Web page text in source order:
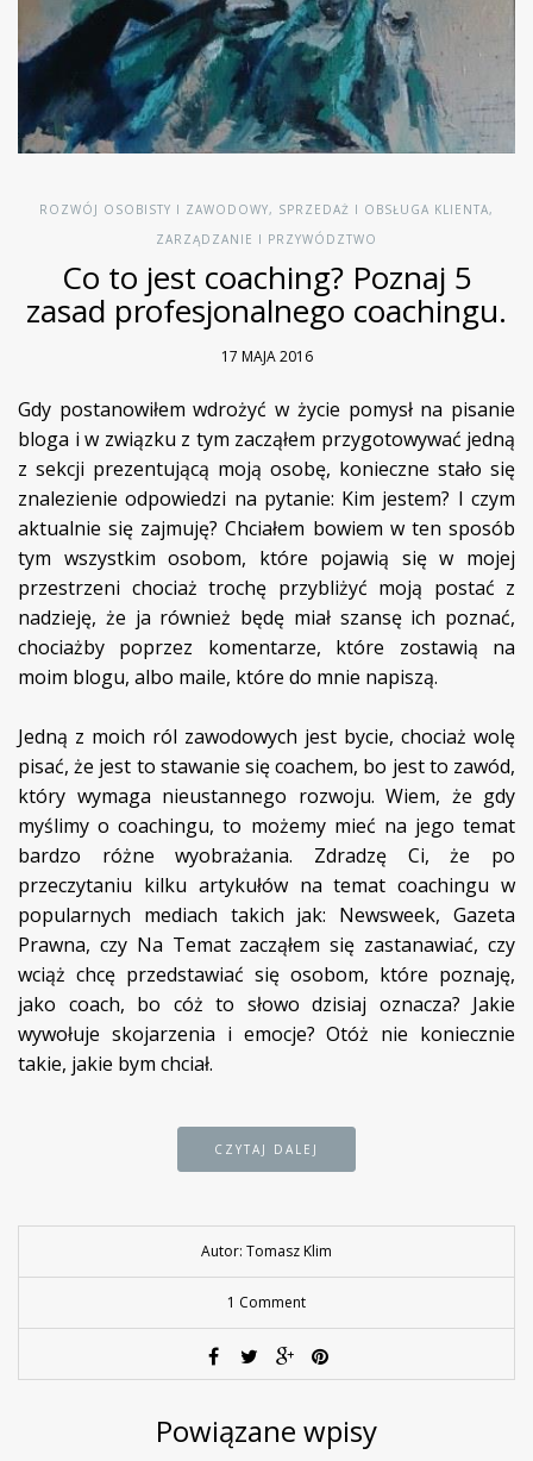
ROZWÓJ OSOBISTY I ZAWODOWY, SPRZEDAŻ I OBSŁUGA KLIENTA,
ZARZĄDZANIE I PRZYWÓDZTWO
Co to jest coaching? Poznaj 5
zasad profesjonalnego coachingu.
17 MAJA 2016
Gdy postanowiłem wdrożyć w życie pomysł na pisanie
bloga i w związku z tym zacząłem przygotowywać jedną
z sekcji prezentującą moją osobę, konieczne stało się
znalezienie odpowiedzi na pytanie: Kim jestem? I czym
aktualnie się zajmuję? Chciałem bowiem w ten sposób
tym wszystkim osobom, które pojawią się w mojej
przestrzeni chociaż trochę przybliżyć moją postać z
nadzieję, że ja również będę miał szansę ich poznać,
chociażby poprzez komentarze, które zostawią na
moim blogu, albo maile, które do mnie napiszą.
Jedną z moich ról zawodowych jest bycie, chociaż wolę
pisać, że jest to stawanie się coachem, bo jest to zawód,
który wymaga nieustannego rozwoju. Wiem, że gdy
myślimy o coachingu, to możemy mieć na jego temat
bardzo różne wyobrażania. Zdradzę Ci, że po
przeczytaniu kilku artykułów na temat coachingu w
popularnych mediach takich jak: Newsweek, Gazeta
Prawna, czy Na Temat zacząłem się zastanawiać, czy
wciąż chcę przedstawiać się osobom, które poznaję,
jako coach, bo cóż to słowo dzisiaj oznacza? Jakie
wywołuje skojarzenia i emocje? Otóż nie koniecznie
takie, jakie bym chciał.
CZYTAJ DALEJ
Autor: Tomasz Klim
1 Comment
Powiązane wpisy